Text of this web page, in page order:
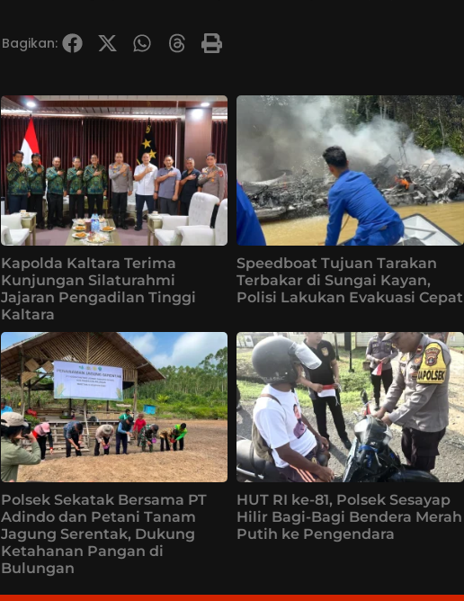
Bagikan:
Kapolda Kaltara Terima
Kunjungan Silaturahmi
Jajaran Pengadilan Tinggi
Kaltara
Speedboat Tujuan Tarakan
Terbakar di Sungai Kayan,
Polisi Lakukan Evakuasi Cepat
Polsek Sekatak Bersama PT
Adindo dan Petani Tanam
Jagung Serentak, Dukung
Ketahanan Pangan di
Bulungan
HUT RI ke-81, Polsek Sesayap
Hilir Bagi-Bagi Bendera Merah
Putih ke Pengendara